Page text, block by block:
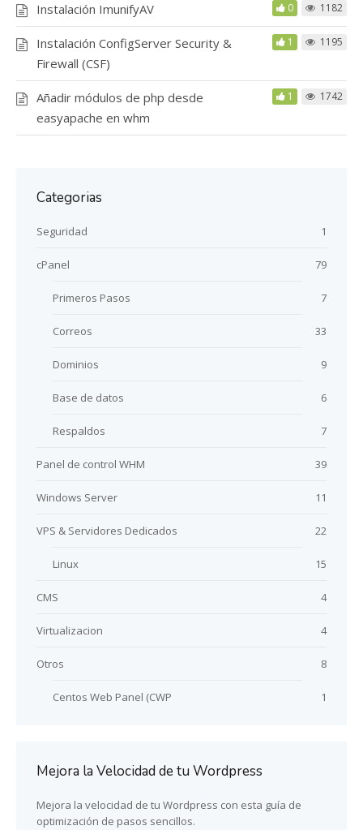
Instalación ImunifyAV 0 1182
Instalación ConfigServer Security &
Firewall (CSF)
1 1195
Añadir módulos de php desde
easyapache en whm
1 1742
Categorias
Seguridad 1
cPanel 79
Primeros Pasos 7
Correos 33
Dominios 9
Base de datos 6
Respaldos 7
Panel de control WHM 39
Windows Server 11
VPS & Servidores Dedicados 22
Linux 15
CMS 4
Virtualizacion 4
Otros 8
Centos Web Panel (CWP 1
Mejora la Velocidad de tu Wordpress
Mejora la velocidad de tu Wordpress con esta guía de
optimización de pasos sencillos.